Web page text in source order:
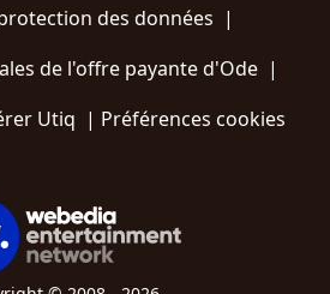
des données |
de l'offre payante d'Ode |
Utiq | Préférences cookies